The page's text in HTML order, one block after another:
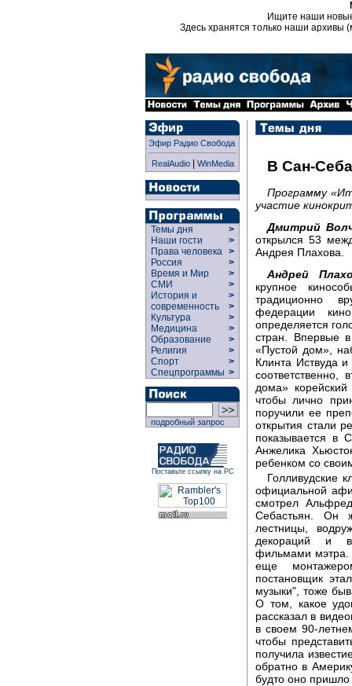
Ищите наши
Здесь хранятся только наши архивы
Эфир Радио Свобода
RealAudio| WinMedia
Темы дня
>
Наши гости
>
Права человека >
Россия
>
Время и Мир
>
СМИ
>
История и
современность
>
>
Культура
>
Медицина
>
Образование
>
Религия
>
Спорт
>
Спецпрограммы >
подробный запрос
Поставьте ссылку на РС
В Сан-
Программу
участие
Дмитрий
открылся 53
Андрея Плахова.
Андрей
крупное
традиционно
федерации
определяется
стран. Впервые в
«Пустой дом»,
Клинта Иствуда
соответственно,
дома»
чтобы лично
поручили ее
открытия стали
показывается в
Анжелика
ребенком со
Голливудские
официальной
смотрел
Себастьян. Он
лестницы,
декораций и
фильмами мэтра.
еще
постановщик
музыки", тоже
О том, какое
рассказал в
в своем 90-
чтобы
получила
обратно в
будто оно пришло